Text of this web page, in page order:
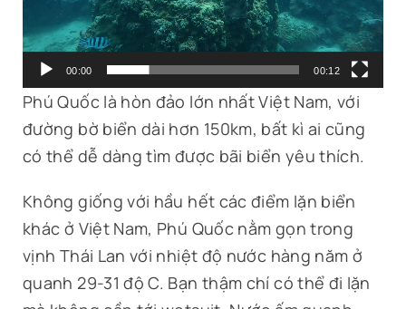
00:00 00:12
Phú Quốc là hòn đảo lớn nhất Việt Nam, với
đường bờ biển dài hơn 150km, bất kì ai cũng
có thể dễ dàng tìm được bãi biển yêu thích.
Không giống với hầu hết các điểm lặn biển
khác ở Việt Nam, Phú Quốc nằm gọn trong
vịnh Thái Lan với nhiệt độ nước hàng năm ở
quanh 29-31 độ C. Bạn thậm chí có thể đi lặn